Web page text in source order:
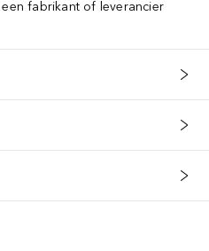
fabrikant of leverancier